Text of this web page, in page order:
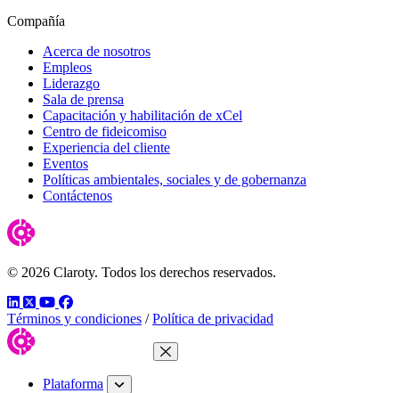
Compañía
Acerca de nosotros
Empleos
Liderazgo
Sala de prensa
Capacitación y habilitación de xCel
Centro de fideicomiso
Experiencia del cliente
Eventos
Políticas ambientales, sociales y de gobernanza
Contáctenos
© 2026 Claroty. Todos los derechos reservados.
LinkedIn
TwitterYouTube
Facebook
Términos y condiciones / Política de privacidad
Cerrar menú
Plataforma